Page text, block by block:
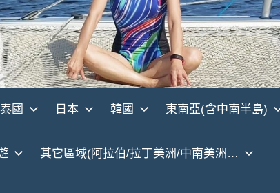
泰國 日本 韓國 東南亞(含中南半島)
其它區域(阿拉伯/拉丁美洲/中南美洲…